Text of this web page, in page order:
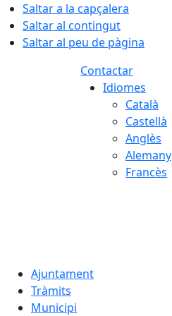
Saltar a la capçalera
Saltar al contingut
Saltar al peu de pàgina
Contactar
Idiomes
Català
Castellà
Anglès
Alemany
Francès
Ajuntament
Tràmits
Municipi